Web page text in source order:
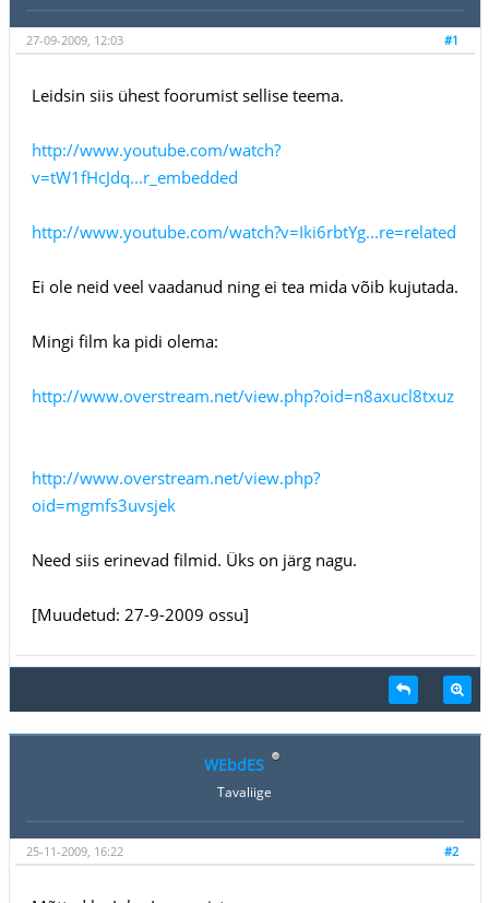
#1
27-09-2009, 12:03
Leidsin siis ühest foorumist sellise teema.
http://www.youtube.com/watch?
v=tW1fHcJdq...r_embedded
http://www.youtube.com/watch?v=Iki6rbtYg...re=related
Ei ole neid veel vaadanud ning ei tea mida võib kujutada.
Mingi film ka pidi olema:
http://www.overstream.net/view.php?oid=n8axucl8txuz
http://www.overstream.net/view.php?
oid=mgmfs3uvsjek
Need siis erinevad filmid. Üks on järg nagu.
[Muudetud: 27-9-2009 ossu]
WEbdES
Tavaliige
#2
25-11-2009, 16:22